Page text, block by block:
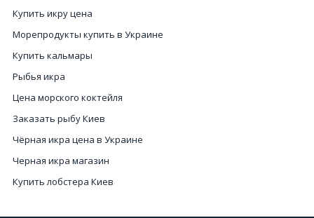
Купить икру цена
Морепродукты купить в Украине
Купить кальмары
Рыбья икра
Цена морского коктейля
Заказать рыбу Киев
Чёрная икра цена в Украине
Черная икра магазин
Купить лобстера Киев